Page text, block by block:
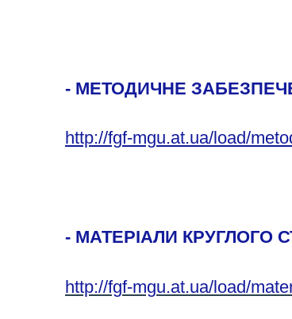
- МЕТОДИЧНЕ
http://fgf-mgu.at.ua/load/
- МАТЕРІАЛИ КРУГЛОГО
http://fgf-mgu.at.ua/load/